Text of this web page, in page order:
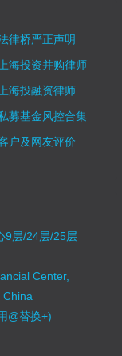
律桥严正声明
上海投资并购律师
上海投融资律师
募基金风控合集
户及网友评价
9层/24层/25层
Center,
@替换+)